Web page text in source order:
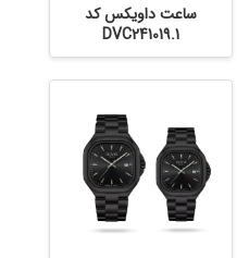
ساعت داویکس کد
DVC241019.1